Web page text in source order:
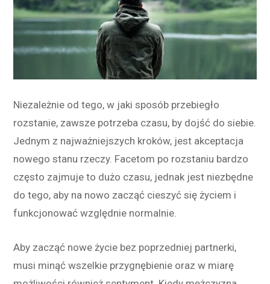
Niezależnie od tego, w jaki sposób przebiegło
rozstanie, zawsze potrzeba czasu, by dojść do siebie.
Jednym z najważniejszych kroków, jest akceptacja
nowego stanu rzeczy. Facetom po rozstaniu bardzo
często zajmuje to dużo czasu, jednak jest niezbędne
do tego, aby na nowo zacząć cieszyć się życiem i
funkcjonować względnie normalnie.
Aby zacząć nowe życie bez poprzedniej partnerki,
musi minąć wszelkie przygnębienie oraz w miarę